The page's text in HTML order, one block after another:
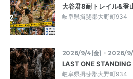
大谷君8耐トレイル&登
岐阜県揖斐郡大野町934
2026/9/4(金)・2026/9/
LAST ONE STANDING
岐阜県揖斐郡大野町934